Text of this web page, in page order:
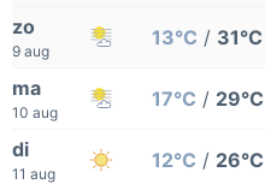
zo
9 aug
13°C / 31°C
ma
10 aug
17°C / 29°C
di
11 aug
12°C / 26°C